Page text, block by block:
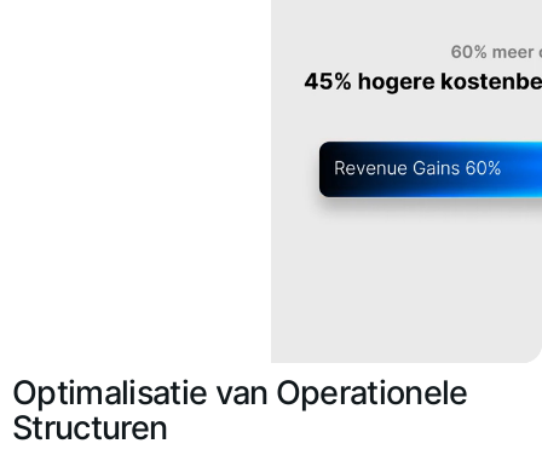
Optimalisatie van Operationele
Structuren